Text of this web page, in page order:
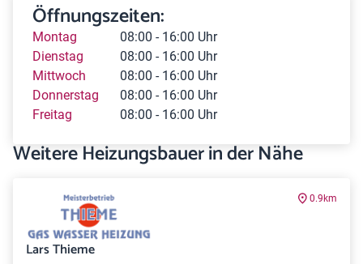
Öffnungszeiten:
Montag
08:00 - 16:00 Uhr
Dienstag
08:00 - 16:00 Uhr
Mittwoch
08:00 - 16:00 Uhr
Donnerstag
08:00 - 16:00 Uhr
Freitag
08:00 - 16:00 Uhr
Weitere Heizungsbauer in der Nähe
0.9km
Lars Thieme